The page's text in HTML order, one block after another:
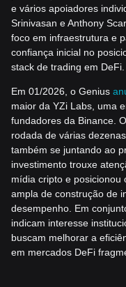
e vários apoiadores
Srinivasan e Anthony
foco em infraestrutura e
confiança inicial no
stack de trading em DeFi.
Em 01/2026, o Genius
maior da YZi Labs, uma
fundadores da Binance.
rodada de várias
também se juntando ao
investimento trouxe
mídia cripto e posicionou
ampla de construção de
desempenho. Em
indicam interesse
buscam melhorar a
em mercados DeFi